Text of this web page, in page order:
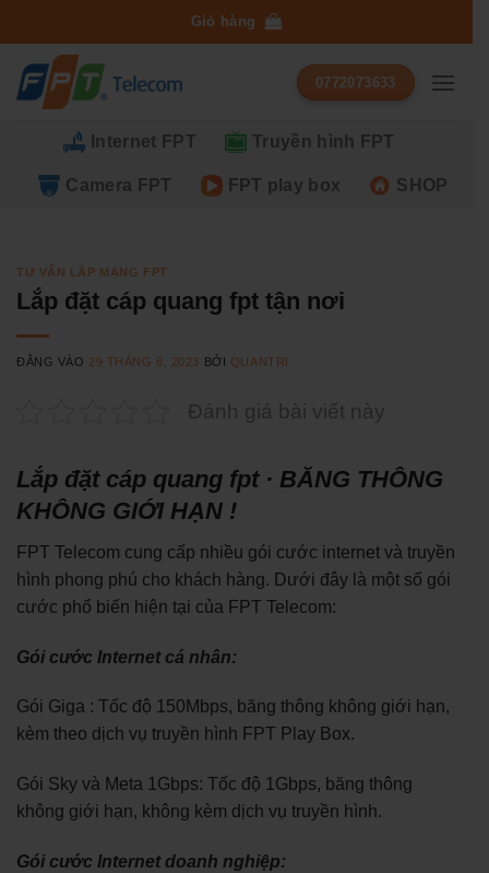
qua
dung
Giỏ hàng
0772073633
Internet FPT Truyền hình FPT
Camera FPT FPT play box SHOP
TƯ VẤN LẮP MẠNG FPT
Lắp đặt cáp quang fpt tận nơi
ĐĂNG VÀO 29 THÁNG 6, 2023 BỞI QUANTRI
Đánh giá bài viết này
Lắp đặt cáp quang fpt · BĂNG THÔNG
KHÔNG GIỚI HẠN !
FPT Telecom cung cấp nhiều gói cước internet và truyền
hình phong phú cho khách hàng. Dưới đây là một số gói
cước phổ biến hiện tại của FPT Telecom:
Gói cước Internet cá nhân:
Gói Giga : Tốc độ 150Mbps, băng thông không giới hạn,
kèm theo dịch vụ truyền hình FPT Play Box.
Gói Sky và Meta 1Gbps: Tốc độ 1Gbps, băng thông
không giới hạn, không kèm dịch vụ truyền hình.
Gói cước Internet doanh nghiệp: